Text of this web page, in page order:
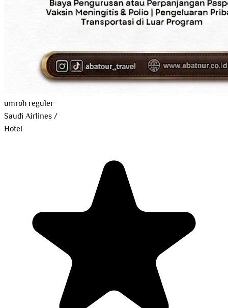
umroh reguler
Saudi Airlines/
Hotel